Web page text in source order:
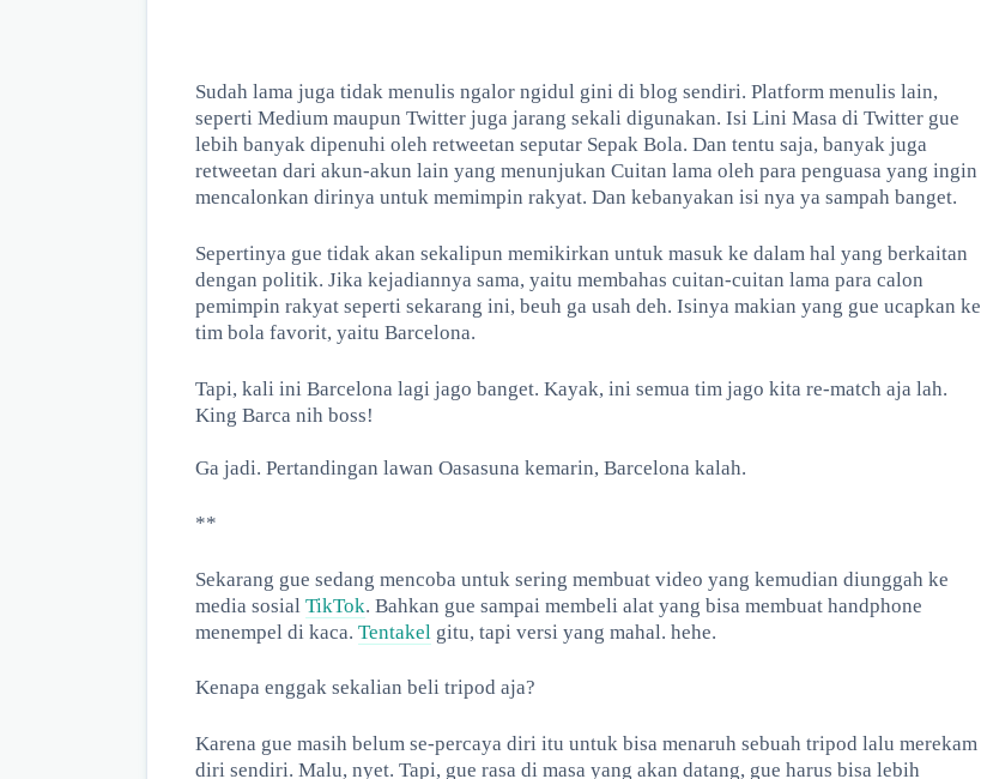
Sudah lama juga tidak menulis ngalor ngidul gini di blog sendiri. Platform menulis lain,
seperti Medium maupun Twitter juga jarang sekali digunakan. Isi Lini Masa di Twitter gue
lebih banyak dipenuhi oleh retweetan seputar Sepak Bola. Dan tentu saja, banyak juga
retweetan dari akun-akun lain yang menunjukan Cuitan lama oleh para penguasa yang ingin
mencalonkan dirinya untuk memimpin rakyat. Dan kebanyakan isi nya ya sampah banget.
Sepertinya gue tidak akan sekalipun memikirkan untuk masuk ke dalam hal yang berkaitan
dengan politik. Jika kejadiannya sama, yaitu membahas cuitan-cuitan lama para calon
pemimpin rakyat seperti sekarang ini, beuh ga usah deh. Isinya makian yang gue ucapkan ke
tim bola favorit, yaitu Barcelona.
Tapi, kali ini Barcelona lagi jago banget. Kayak, ini semua tim jago kita re-match aja lah.
King Barca nih boss!
Ga jadi. Pertandingan lawan Oasasuna kemarin, Barcelona kalah.
**
Sekarang gue sedang mencoba untuk sering membuat video yang kemudian diunggah ke
media sosial TikTok. Bahkan gue sampai membeli alat yang bisa membuat handphone
menempel di kaca. Tentakel gitu, tapi versi yang mahal. hehe.
Kenapa enggak sekalian beli tripod aja?
Karena gue masih belum se-percaya diri itu untuk bisa menaruh sebuah tripod lalu merekam
diri sendiri. Malu, nyet. Tapi, gue rasa di masa yang akan datang, gue harus bisa lebih